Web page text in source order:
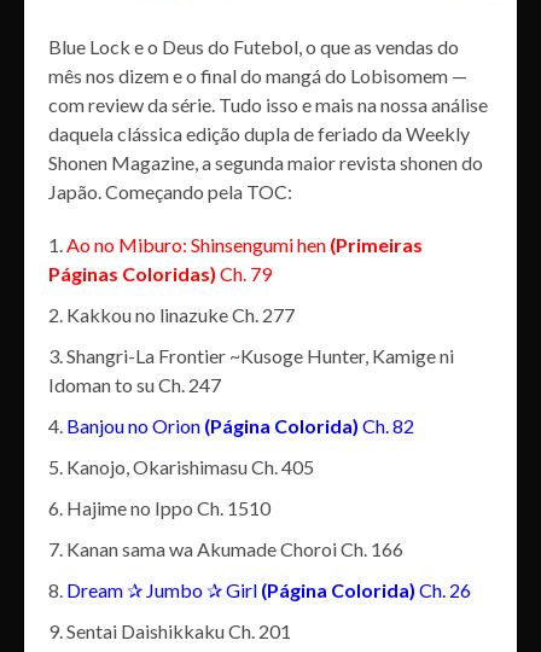
Blue Lock e o Deus do Futebol, o que as vendas do
mês nos dizem e o final do mangá do Lobisomem —
com review da série. Tudo isso e mais na nossa análise
daquela clássica edição dupla de feriado da Weekly
Shonen Magazine, a segunda maior revista shonen do
Japão. Começando pela TOC:
Ao no Miburo: Shinsengumi hen (Primeiras
Páginas Coloridas) Ch. 79
Kakkou no linazuke Ch. 277
Shangri-La Frontier ~Kusoge Hunter, Kamige ni
Idoman to su Ch. 247
Banjou no Orion (Página Colorida) Ch. 82
Kanojo, Okarishimasu Ch. 405
Hajime no Ippo Ch. 1510
Kanan sama wa Akumade Choroi Ch. 166
Dream ✰ Jumbo ✰ Girl (Página Colorida) Ch. 26
Sentai Daishikkaku Ch. 201